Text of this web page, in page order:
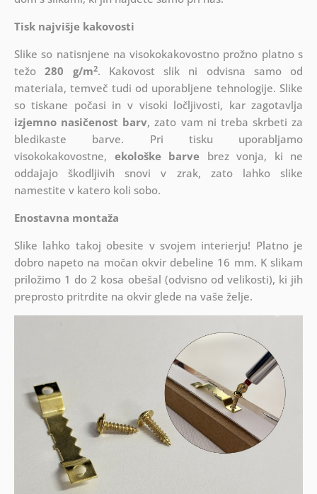
Tisk najvišje kakovosti
Slike so natisnjene na visokokakovostno prožno platno s
težo280 g/m2. Kakovost slik ni odvisna samo od
materiala, temveč tudi od uporabljene tehnologije. Slike
so tiskane počasi in v visoki ločljivosti, kar zagotavlja
izjemno nasičenost barv, zato vam ni treba skrbeti za
bledikaste barve. Pri tisku uporabljamo
visokokakovostne, ekološke barve brez vonja, ki ne
oddajajo škodljivih snovi v zrak, zato lahko slike
namestite v katero koli sobo.
Enostavna montaža
Slike lahko takoj obesite v svojem interierju! Platno je
dobro napeto na močan okvir debeline 16 mm. K slikam
priložimo 1 do 2 kosa obešal (odvisno od velikosti), ki jih
preprosto pritrdite na okvir glede na vaše želje.